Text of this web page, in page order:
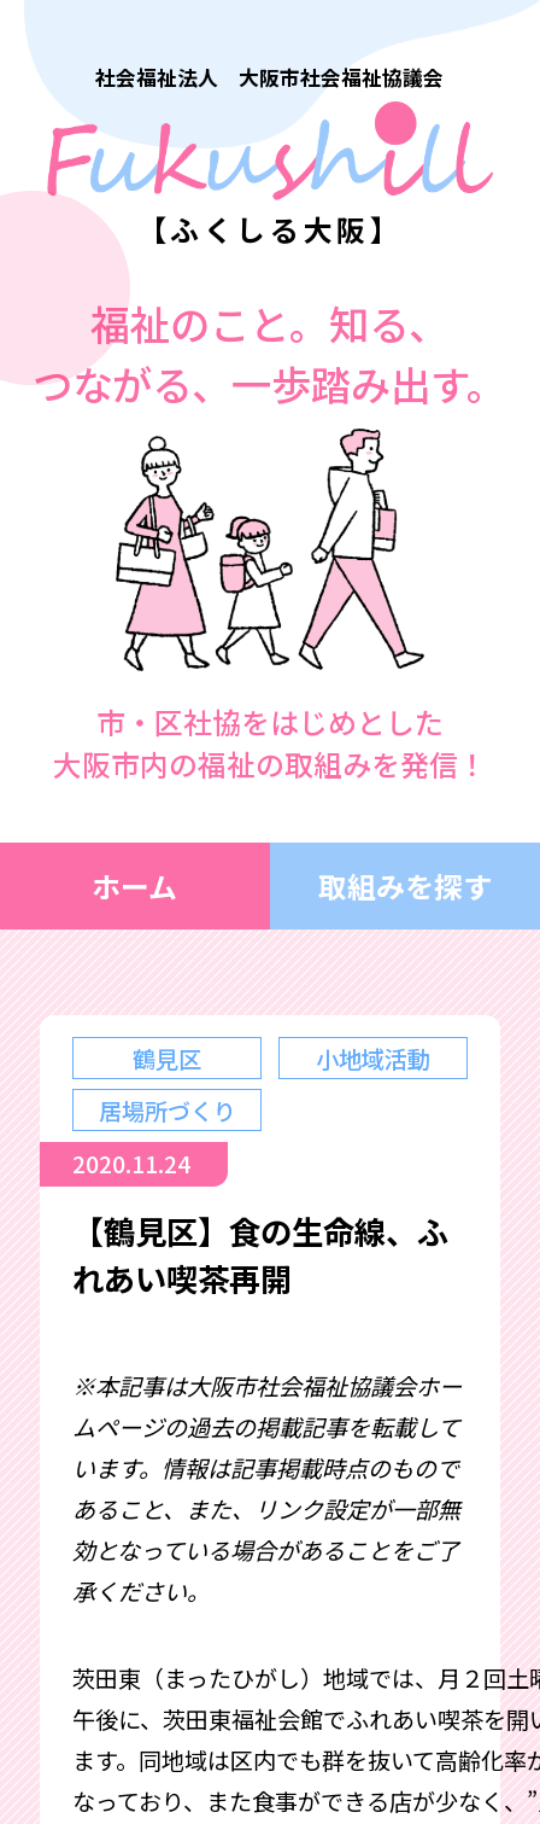
社会福祉法人 大阪市社会福祉協議会
【ふくしる大阪】
福祉のこと。知る、
つながる、一歩踏み出す。
市・区社協をはじめとした
大阪市内の福祉の取組みを発信！
ホーム 取組みを探す
鶴見区
小地域活動
居場所づくり
2020.11.24
【鶴見区】食の生命線、ふ
れあい喫茶再開
※本記事は大阪市社会福祉協議会ホー
ムページの過去の掲載記事を転載して
います。情報は記事掲載時点のもので
あること、また、リンク設定が一部無
効となっている場合があることをご了
承ください。
茨田東（まったひがし）地域では、月２回土
午後に、茨田東福祉会館でふれあい喫茶を開
ます。同地域は区内でも群を抜いて高齢化率
なっており、また食事ができる店が少なく、